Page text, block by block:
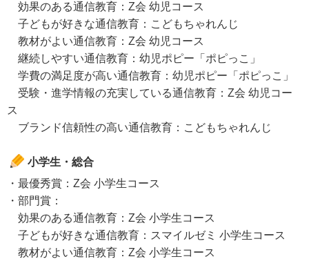
効果のある通信教育：Z会 幼児コース
子どもが好きな通信教育：こどもちゃれんじ
教材がよい通信教育：Z会 幼児コース
継続しやすい通信教育：幼児ポピー「ポピっこ」
学費の満足度が高い通信教育：幼児ポピー「ポピっこ」
受験・進学情報の充実している通信教育：Z会 幼児コー
ス
ブランド信頼性の高い通信教育：こどもちゃれんじ
小学生・総合
・最優秀賞：Z会 小学生コース
・部門賞：
効果のある通信教育：Z会 小学生コース
子どもが好きな通信教育：スマイルゼミ 小学生コース
教材がよい通信教育：Z会 小学生コース